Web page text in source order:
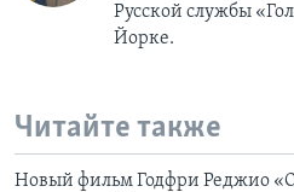
Русской службы
Йорке.
Читайте также
Новый фильм Годфри Реджио